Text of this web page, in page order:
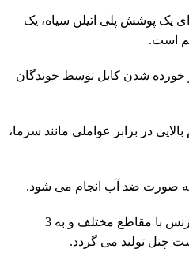
یک پوشش پلی اتیلن سیاه، یک
است.
خورده شدن کابل توسط جوندگان
در برابر عواملی مانند سرما،
صورت ضد آب انجام می شود.
همچنین کابل شبکه اوت دور نگزنس با مقاطع مختلف و به 3
چنل تولید می گردد.